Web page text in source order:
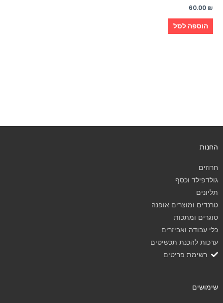
60.00 ₪
הוספה לסל
החנות
חרוזים
גולדפילד וכסף
תליונים
טרנדים ומוצרים אופנה
סוגרים ומתכות
כלי עבודה ואביזרים
ערכות להכנת תכשיטים
רשימת פריטים
שימושים